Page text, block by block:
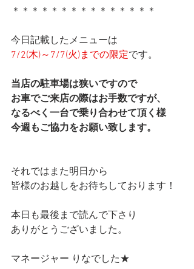
＊＊＊＊＊＊＊＊＊＊＊＊＊＊＊
今日記載したメニューは
7/2(木)～7/7(火)までの限定です。
当店の駐車場は狭いですので
お車でご来店の際はお手数ですが、
なるべく一台で乗り合わせて頂く様
今週もご協力をお願い致します。
それではまた明日から
皆様のお越しをお待ちしております！
本日も最後まで読んで下さり
ありがとうございました。
マネージャー りなでした★